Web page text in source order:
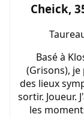
Cheick,
Basé à
(Grisons),
des lieux
sortir. Joueur.
les